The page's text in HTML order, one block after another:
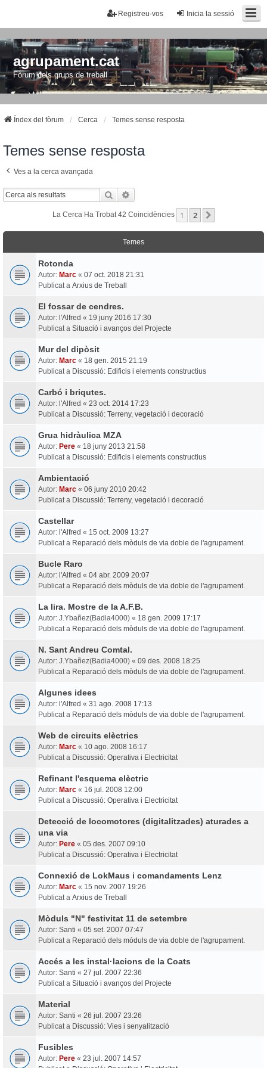
Inicia la sessió
Registreu-vos
agrupament.cat
Fòrum dels grups de treball
Índex del fòrum Cerca Temes sense resposta
Temes sense resposta
Ves a la cerca avançada
Cerca
La Cerca Ha Trobat 42 Coincidències 1 2
Temes
Rotonda
Autor: Marc « 07 oct. 2018 21:31
Publicat a Arxius de Treball
El fossar de cendres.
Autor: l'Alfred « 19 juny 2016 17:30
Publicat a Situació i avanços del Projecte
Mur del dipòsit
Autor: Marc « 18 gen. 2015 21:19
Publicat a Discussió: Edificis i elements constructius
Carbó i briqutes.
Autor: l'Alfred « 23 oct. 2014 17:23
Publicat a Discussió: Terreny, vegetació i decoració
Grua hidràulica MZA
Autor: Pere « 18 juny 2013 21:58
Publicat a Discussió: Edificis i elements constructius
Ambientació
Autor: Marc « 06 juny 2010 20:42
Publicat a Discussió: Terreny, vegetació i decoració
Castellar
Autor: l'Alfred « 15 oct. 2009 13:27
Publicat a Reparació dels mòduls de via doble de l'agrupament.
Bucle Raro
Autor: l'Alfred « 04 abr. 2009 20:07
Publicat a Reparació dels mòduls de via doble de l'agrupament.
La lira. Mostre de la A.F.B.
Autor: J.Ybañez(Badia4000) « 18 gen. 2009 17:17
Publicat a Reparació dels mòduls de via doble de l'agrupament.
N. Sant Andreu Comtal.
Autor: J.Ybañez(Badia4000) « 09 des. 2008 18:25
Publicat a Reparació dels mòduls de via doble de l'agrupament.
Algunes idees
Autor: l'Alfred « 31 ago. 2008 17:13
Publicat a Reparació dels mòduls de via doble de l'agrupament.
Web de circuits elèctrics
Autor: Marc « 10 ago. 2008 16:17
Publicat a Discussió: Operativa i Electricitat
Refinant l'esquema elèctric
Autor: Marc « 16 jul. 2008 12:00
Publicat a Discussió: Operativa i Electricitat
Detecció de locomotores (digitalitzades) aturades a
una via
Autor: Pere « 05 des. 2007 09:10
Publicat a Discussió: Operativa i Electricitat
Connexió de LokMaus i comandaments Lenz
Autor: Marc « 15 nov. 2007 19:26
Publicat a Arxius de Treball
Mòduls "N" festivitat 11 de setembre
Autor: Santi « 05 set. 2007 07:47
Publicat a Reparació dels mòduls de via doble de l'agrupament.
Accés a les instal·lacions de la Coats
Autor: Santi « 27 jul. 2007 22:36
Publicat a Situació i avanços del Projecte
Material
Autor: Santi « 26 jul. 2007 23:26
Publicat a Discussió: Vies i senyalització
Fusibles
Autor: Pere « 23 jul. 2007 14:57